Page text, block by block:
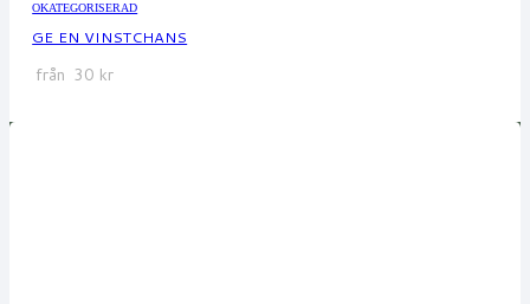
OKATEGORISERAD
GE EN VINSTCHANS
från 30 kr